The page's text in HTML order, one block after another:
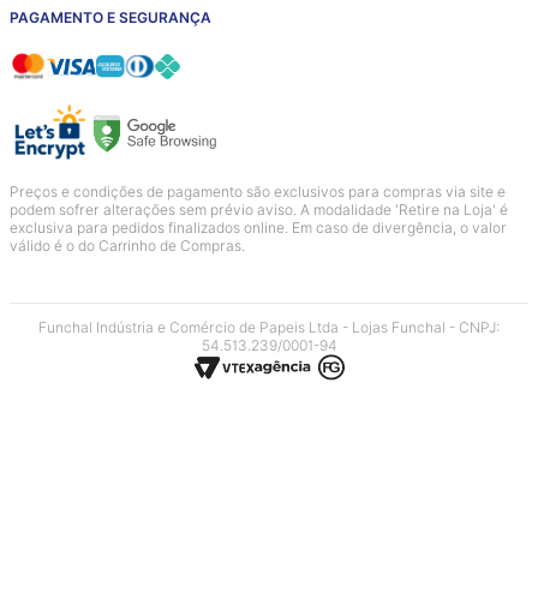
PAGAMENTO E SEGURANÇA
Preços e condições de pagamento são exclusivos para compras via site e
podem sofrer alterações sem prévio aviso. A modalidade 'Retire na Loja' é
exclusiva para pedidos finalizados online. Em caso de divergência, o valor
válido é o do Carrinho de Compras.
Funchal Indústria e Comércio de Papeis Ltda - Lojas Funchal - CNPJ:
54.513.239/0001-94